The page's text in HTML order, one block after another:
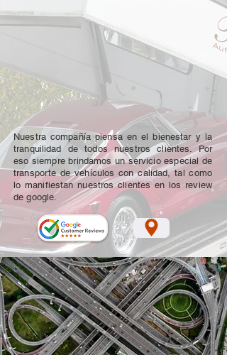
Nuestra compañía piensa en el bienestar y la
tranquilidad de todos nuestros clientes. Por
eso siempre brindamos un servicio especial de
transporte de vehículos con calidad, tal como
lo manifiestan nuestros clientes en los review
de google.